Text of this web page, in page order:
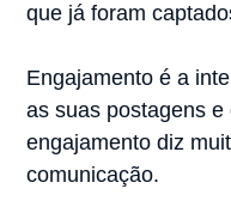
que já foram
Engajamento é a
as suas postagens
engajamento diz
comunicação.⠀